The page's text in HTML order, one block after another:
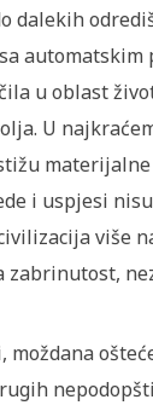
dalekih
u oblast
U
i uspjesi
više
zabrinutost,
moždana